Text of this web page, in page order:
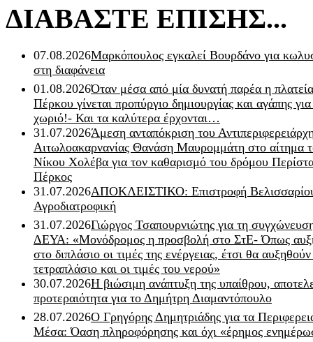
ΔΙΑΒΑΣΤΕ ΕΠΙΣΗΣ...
07.08.2026Μαρκόπουλος εγκαλεί Βουρδάνο για
στη διαφάνεια
01.08.2026Όταν μέσα από μία δυνατή παρέα η
Πέρκου γίνεται προπύργιο δημιουργίας και αγάπης
χωριό!- Και τα καλύτερα έρχονται…
31.07.2026Άμεση ανταπόκριση του
Αιτωλοακαρνανίας Θανάση Μαυρομμάτη στο αίτημα
Νίκου Χολέβα για τον καθαρισμό του δρόμου
Πέρκος
31.07.2026ΑΠΟΚΛΕΙΣΤΙΚΟ: Επιστροφή
Αγροδιατροφική
31.07.2026Γιώργος Τσαπουρνιώτης για τη
ΔΕΥΑ: «Μονόδρομος η προσβολή στο ΣτΕ- Όπως
στο διπλάσιο οι τιμές της ενέργειας, έτσι θα
τετραπλάσιο και οι τιμές του νερού»
30.07.2026Η βιώσιμη ανάπτυξη της υπαίθρου,
προτεραιότητα για το Δημήτρη Διαμαντόπουλο
28.07.2026Ο Γρηγόρης Δημητριάδης για τα
Μέσα: Όαση πληροφόρησης και όχι «έρημος